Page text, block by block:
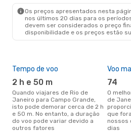
Os preços apresentados nesta
nos últimos 20 dias para os
devem ser considerados o preço
disponibilidade e os preços estão
Tempo de voo
2 h e 50 m
Quando viajares de Rio de
Janeiro para Campo Grande,
isto pode demorar cerca de 2 h
e 50 m. No entanto, a duração
do voo pode variar devido a
outros fatores
Voo
74
O melhor preço para voos de Rio
de
que
nossos
dias